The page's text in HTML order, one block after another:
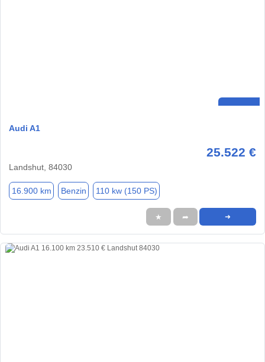
Audi A1
25.522 €
Landshut, 84030
16.900 km Benzin 110 kw (150 PS)
★ ➦ ➜